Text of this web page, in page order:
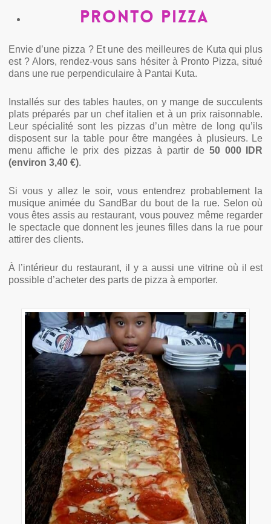
Pronto Pizza
Envie d’une pizza ? Et une des meilleures de Kuta qui plus
est ? Alors, rendez-vous sans hésiter à Pronto Pizza, situé
dans une rue perpendiculaire à Pantai Kuta.
Installés sur des tables hautes, on y mange de succulents
plats préparés par un chef italien et à un prix raisonnable.
Leur spécialité sont les pizzas d’un mètre de long qu’ils
disposent sur la table pour être mangées à plusieurs. Le
menu affiche le prix des pizzas à partir de 50 000 IDR
(environ 3,40 €).
Si vous y allez le soir, vous entendrez probablement la
musique animée du SandBar du bout de la rue. Selon où
vous êtes assis au restaurant, vous pouvez même regarder
le spectacle que donnent les jeunes filles dans la rue pour
attirer des clients.
À l’intérieur du restaurant, il y a aussi une vitrine où il est
possible d’acheter des parts de pizza à emporter.